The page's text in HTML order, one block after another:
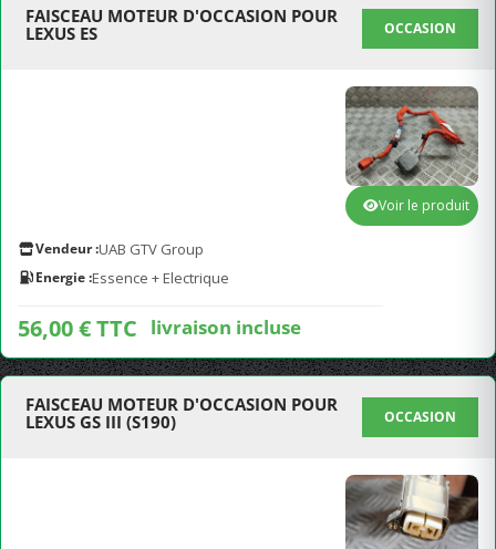
FAISCEAU MOTEUR D'OCCASION POUR
LEXUS ES
OCCASION
Vendeur :UAB GTV Group
Energie :Essence + Electrique
56,00 € TTC livraison incluse
Voir le produit
FAISCEAU MOTEUR D'OCCASION POUR
LEXUS GS III (S190)
OCCASION